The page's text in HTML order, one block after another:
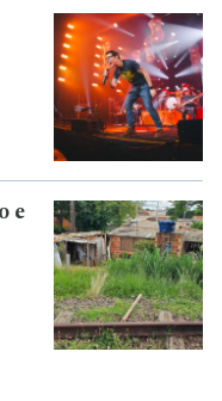
e